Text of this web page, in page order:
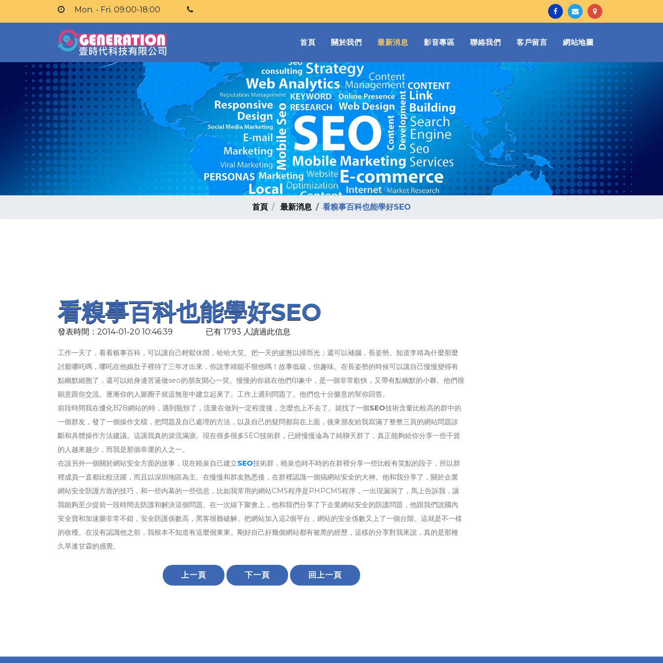
Mon. - Fri. 09:00-18:00
首頁(current)
關於我們 最新消息 影音專區 聯絡我們 客戶留言 網站地圖
首頁 最新消息 看糗事百科也能學好SEO
看糗事百科也能學好SEO
發表時間：2014-01-20 10:46:39 已有 1793 人讀過此信息
工作一天了，看看糗事百科，可以讓自己輕鬆休閒，哈哈大笑。把一天的疲憊以掃而光；還可以補腦，長姿勢。知道李靖為什麼那麼
討厭哪吒嗎，哪吒在他娘肚子裡待了三年才出來，你說李靖能不狠他嗎！故事低級，但趣味。在長姿勢的時候可以讓自己慢慢變得有
點幽默細胞了，還可以給身邊苦逼做seo的朋友開心一笑。慢慢的你就在他們印象中，是一個非常歡快，又帶有點幽默的小夥。他們很
願意跟你交流。逐漸你的人脈圈子就這無形中建立起來了。工作上遇到問題了。他們也十分樂意的幫你回答。
前段時間我在優化B2B網站的時，遇到瓶頸了，流量在做到一定程度後，怎麼也上不去了。就找了一個SEO技術含量比較高的群中的
一個群友，發了一個操作文檔，把問題及自己處理的方法，以及自己的疑問都寫在上面，後來朋友給我寫滿了整整三頁的網站問題診
斷和具體操作方法建議。這讓我真的淚流滿淚。現在很多很多SEO技術群，已經慢慢淪為了純聊天群了，真正能夠給你分享一些干貨
的人越來越少，而我是那個幸運的人之一。
在說另外一個關於網站安全方面的故事，現在曉泉自己建立SEO技術群，曉泉也時不時的在群裡分享一些比較有笑點的段子，所以群
裡成員一直都比較活躍，而且以深圳地區為主。在慢慢和群友熟悉後，在群裡認識一個搞網站安全的大神。他和我分享了，關於企業
網站安全防護方面的技巧，和一些內幕的一些信息，比如我常用的網站CMS程序是PHPCMS程序，一出現漏洞了，馬上告訴我，讓
我能夠至少提前一段時間去防護和解決這個問題。在一次線下聚會上，他和我們分享了下企業網站安全的防護問題，他跟我們說國內
安全寶和加速樂非常不錯，安全防護係數高，黑客很難破解。把網站加入這2個平台，網站的安全係數又上了一個台階。這就是不一樣
的收穫。在沒有認識他之前，我根本不知道有這麼個東東。剛好自己好幾個網站都有被黑的經歷，這樣的分享對我來說，真的是那種
久旱逢甘霖的感覺。
上一頁 下一頁 回上一頁